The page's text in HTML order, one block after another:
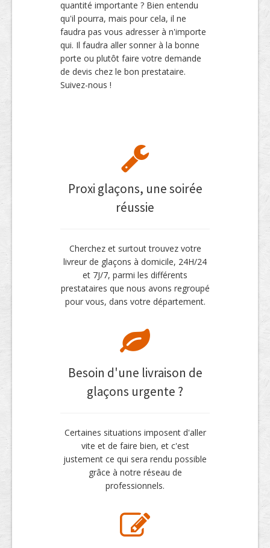
quantité importante ? Bien entendu
qu'il pourra, mais pour cela, il ne
faudra pas vous adresser à n'importe
qui. Il faudra aller sonner à la bonne
porte ou plutôt faire votre demande
de devis chez le bon prestataire.
Suivez-nous !
Proxi glaçons, une soirée
réussie
Cherchez et surtout trouvez votre
livreur de glaçons à domicile, 24H/24
et 7J/7, parmi les différents
prestataires que nous avons regroupé
pour vous, dans votre département.
Besoin d'une livraison de
glaçons urgente ?
Certaines situations imposent d'aller
vite et de faire bien, et c'est
justement ce qui sera rendu possible
grâce à notre réseau de
professionnels.